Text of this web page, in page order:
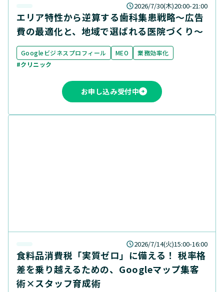
2026/7/30(木)20:00-21:00
エリア特性から逆算する歯科集患戦略〜広告
費の最適化と、地域で選ばれる医院づくり〜
Googleビジネスプロフィール MEO
業務効率化
#クリニック
お申し込み受付中
2026/7/14(火)15:00-16:00
食料品消費税「実質ゼロ」に備える！ 税率格
差を乗り越えるための、Googleマップ集客
術×スタッフ育成術